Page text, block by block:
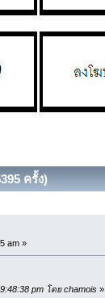
ครั้ง)
am »
pm โดย chamois»